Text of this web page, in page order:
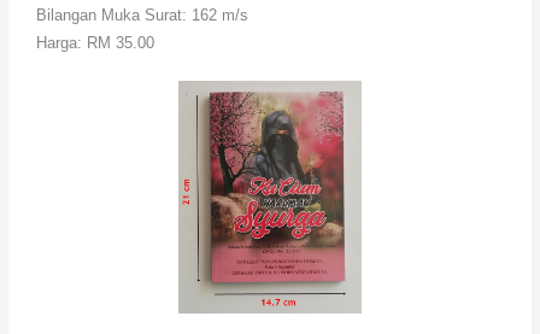
Bilangan Muka Surat: 162 m/s
Harga: RM 35.00